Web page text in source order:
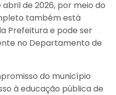
de 2026, por meio do
também está
Prefeitura e pode ser
no Departamento de
do município
à educação pública de